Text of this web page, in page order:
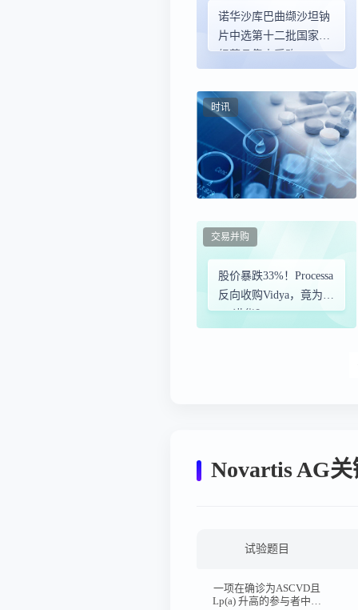
诺华沙库巴曲缬沙坦钠
片中选第十二批国家组
织药品集中采购
时讯
股价暴跌33%！Processa
反向收购Vidya，竟为了
PK诺华？
交易并购
Novartis AG
试验题目
一项在确诊为ASCVD且
Lp(a) 升高的参与者中评